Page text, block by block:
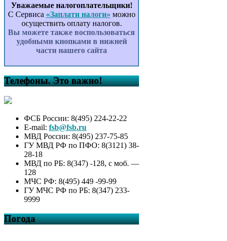
Уважаемые налогоплательщики!
С Сервиса «Заплати налоги» можно
осуществить оплату налогов.
Вы можете также воспользоваться
удобными кнопками в нижней
части нашего сайта
Телефоны. Это важно!
ФСБ России: 8(495) 224-22-22
E-mail: fsb@fsb.ru
МВД России: 8(495) 237-75-85
ГУ МВД РФ по ПФО: 8(3121) 38-
28-18
МВД по РБ: 8(347) -128, с моб. —
128
МЧС РФ: 8(495) 449 -99-99
ГУ МЧС РФ по РБ: 8(347) 233-
9999
Погода